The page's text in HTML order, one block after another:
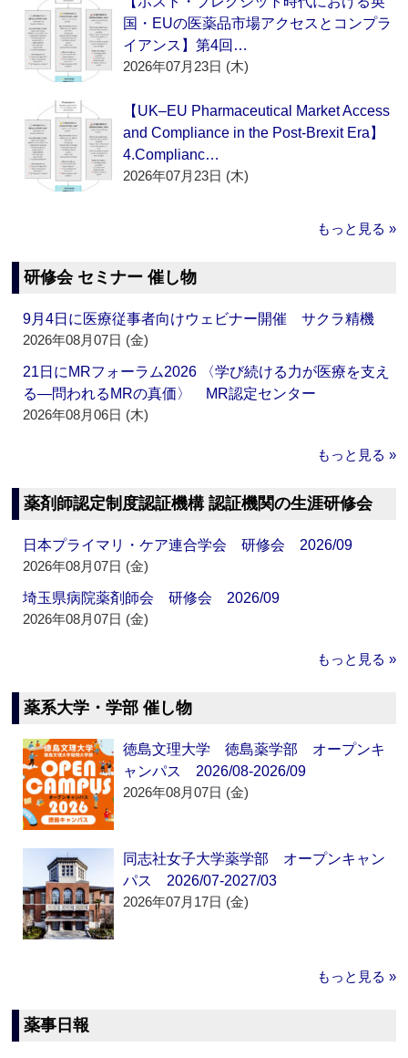
国・EUの医薬品市場アクセスとコンプラ
イアンス】第4回…
2026年07月23日 (木)
【UK–EU Pharmaceutical Market Access
and Compliance in the Post-Brexit Era】
4.Complianc…
2026年07月23日 (木)
もっと見る »
研修会 セミナー 催し物
9月4日に医療従事者向けウェビナー開催 サクラ精機
2026年08月07日 (金)
21日にMRフォーラム2026 〈学び続ける力が医療を支え
る―問われるMRの真価〉 MR認定センター
2026年08月06日 (木)
もっと見る »
薬剤師認定制度認証機構 認証機関の生涯研修会
日本プライマリ・ケア連合学会 研修会 2026/09
2026年08月07日 (金)
埼玉県病院薬剤師会 研修会 2026/09
2026年08月07日 (金)
もっと見る »
薬系大学・学部 催し物
徳島文理大学 徳島薬学部 オープンキ
ャンパス 2026/08-2026/09
2026年08月07日 (金)
同志社女子大学薬学部 オープンキャン
パス 2026/07-2027/03
2026年07月17日 (金)
もっと見る »
薬事日報